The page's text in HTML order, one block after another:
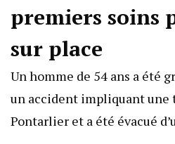
premiers soins
sur place
Un homme de 54 ans a été
un accident impliquant
Pontarlier et a été évacué